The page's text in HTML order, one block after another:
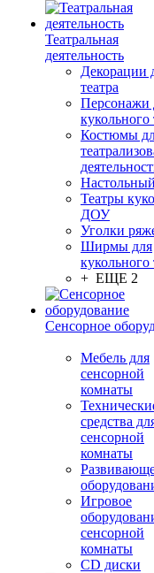
Театральная
деятельность
Декорации
театра
Персонажи
кукольного
Костюмы
Театры
ДОУ
Уголки
Ширмы для
кукольного
+ ЕЩЕ 2
Сенсорное
Мебель для
сенсорной
комнаты
средства
сенсорной
комнаты
Игровое
сенсорной
комнаты
CD диски